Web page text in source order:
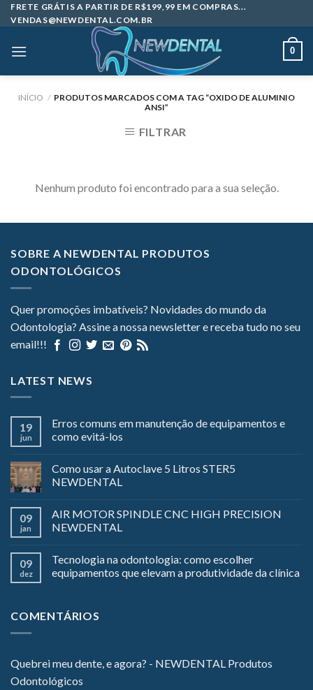
Skip
to
FRETE GRÁTIS A PARTIR DE R$199,99 EM COMPRAS...
VENDAS@NEWDENTAL.COM.BR
0
INÍCIO / PRODUTOS MARCADOS COM A TAG “OXIDO DE ALUMINIO
ANSI”
FILTRAR
Nenhum produto foi encontrado para a sua seleção.
SOBRE A NEWDENTAL PRODUTOS
ODONTOLÓGICOS
Quer promoções imbatíveis? Novidades do mundo da
Odontologia? Assine a nossa newsletter e receba tudo no seu
email!!!
LATEST NEWS
19
jun
Erros comuns em manutenção de equipamentos e
como evitá-los
Como usar a Autoclave 5 Litros STER5
NEWDENTAL
09
jan
AIR MOTOR SPINDLE CNC HIGH PRECISION
NEWDENTAL
09
dez
Tecnologia na odontologia: como escolher
equipamentos que elevam a produtividade da clínica
COMENTÁRIOS
Quebrei meu dente, e agora? - NEWDENTAL Produtos
Odontológicos